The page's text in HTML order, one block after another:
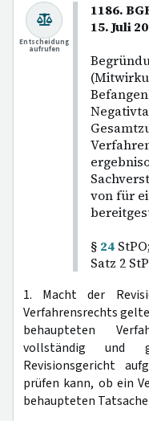
1186.
15. Juli
von für
§ 24
Satz 2
Entscheidung
aufrufen
1. Macht der
Verfahrensrechts
behaupteten
vollständig und
Revisionsgericht
prüfen kann, ob ein
behaupteten